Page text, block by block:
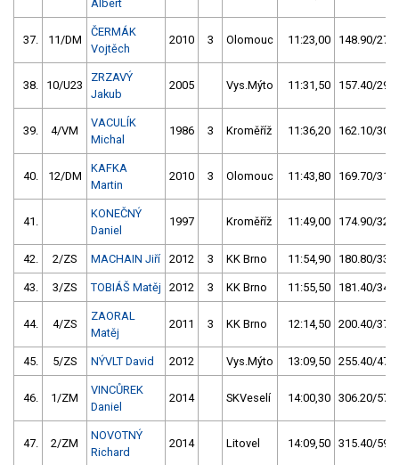
Albert
37. 11/DM
ČERMÁK
Vojtěch
2010 3 Olomouc 11:23,00 148.90/27,9
38. 10/U23
ZRZAVÝ
Jakub
2005 Vys.Mýto 11:31,50 157.40/29,5
39. 4/VM
VACULÍK
Michal
1986 3 Kroměříž 11:36,20 162.10/30,4
40. 12/DM
KAFKA
Martin
2010 3 Olomouc 11:43,80 169.70/31,8
41.
KONEČNÝ
Daniel
1997 Kroměříž 11:49,00 174.90/32,7
42. 2/ZS MACHAIN Jiří 2012 3 KK Brno 11:54,90 180.80/33,9
43. 3/ZS TOBIÁŠ Matěj 2012 3 KK Brno 11:55,50 181.40/34,0
44. 4/ZS
ZAORAL
Matěj
2011 3 KK Brno 12:14,50 200.40/37,5
45. 5/ZS NÝVLT David 2012 Vys.Mýto 13:09,50 255.40/47,8
46. 1/ZM
VINCŮREK
Daniel
2014 SKVeselí 14:00,30 306.20/57,3
47. 2/ZM
NOVOTNÝ
Richard
2014 Litovel 14:09,50 315.40/59,1